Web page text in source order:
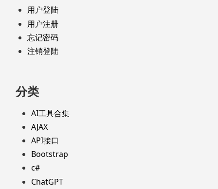
用户登陆
用户注册
忘记密码
注销登陆
分类
AI工具合集
AJAX
API接口
Bootstrap
c#
ChatGPT